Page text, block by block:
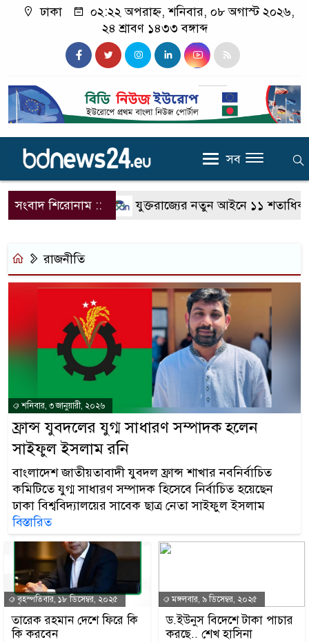
ঢাকা
০২:২২ অপরাহ্ন, শনিবার, ০৮ অগাস্ট ২০২৬,
২৪ শ্রাবণ ১৪৩৩ বঙ্গাব্দ
সব
সংবাদ শিরোনাম :: যুক্তরাজ্যের নতুন আইনে ১১ শতাধিক
রাজনীতি
শনিবার, ৩ জানুয়ারী, ২০২৬
ফ্রান্স যুবদলের যুগ্ম সাধারণ সম্পাদক হলেন
সাইফুল ইসলাম রনি
বাংলাদেশ জাতীয়তাবাদী যুবদল ফ্রান্স শাখার নবনির্বাচিত
কমিটিতে যুগ্ম সাধারণ সম্পাদক হিসেবে নির্বাচিত হয়েছেন
ঢাকা বিশ্ববিদ্যালয়ের সাবেক ছাত্র নেতা সাইফুল ইসলাম
বিস্তারিত
বৃহস্পতিবার, ১৮ ডিসেম্বর, ২০২৫
তারেক রহমান দেশে ফিরে কি
কি করবেন
মঙ্গলবার, ৯ ডিসেম্বর, ২০২৫
ড.ইউনুস বিদেশে টাকা পাচার
করছে.. শেখ হাসিনা